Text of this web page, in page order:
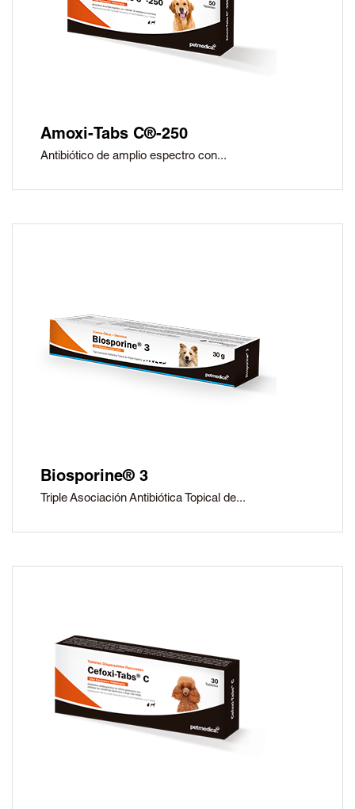
Amoxi-Tabs C®-250
Antibiótico de amplio espectro con...
Biosporine® 3
Triple Asociación Antibiótica Topical de...